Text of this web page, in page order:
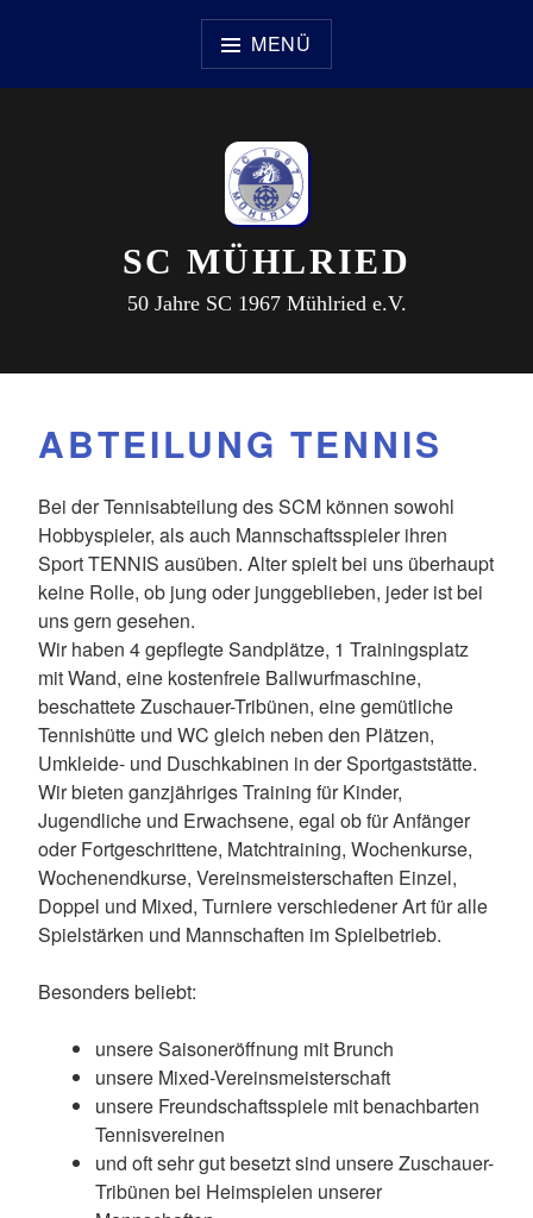
MENÜ
SC MÜHLRIED
50 Jahre SC 1967 Mühlried e.V.
ABTEILUNG TENNIS
Bei der Tennisabteilung des SCM können sowohl
Hobbyspieler, als auch Mannschaftsspieler ihren
Sport TENNIS ausüben. Alter spielt bei uns überhaupt
keine Rolle, ob jung oder junggeblieben, jeder ist bei
uns gern gesehen.
Wir haben 4 gepflegte Sandplätze, 1 Trainingsplatz
mit Wand, eine kostenfreie Ballwurfmaschine,
beschattete Zuschauer-Tribünen, eine gemütliche
Tennishütte und WC gleich neben den Plätzen,
Umkleide- und Duschkabinen in der Sportgaststätte.
Wir bieten ganzjähriges Training für Kinder,
Jugendliche und Erwachsene, egal ob für Anfänger
oder Fortgeschrittene, Matchtraining, Wochenkurse,
Wochenendkurse, Vereinsmeisterschaften Einzel,
Doppel und Mixed, Turniere verschiedener Art für alle
Spielstärken und Mannschaften im Spielbetrieb.
Besonders beliebt:
unsere Saisoneröffnung mit Brunch
unsere Mixed-Vereinsmeisterschaft
unsere Freundschaftsspiele mit benachbarten
Tennisvereinen
und oft sehr gut besetzt sind unsere Zuschauer-
Tribünen bei Heimspielen unserer